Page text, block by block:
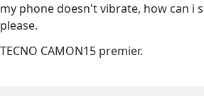
my phone doesn't vibrate, how can i
please.
TECNO CAMON15 premier.